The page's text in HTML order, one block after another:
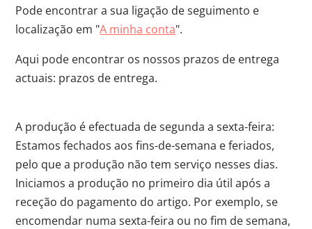
Pode encontrar a sua ligação de seguimento e
localização em "A minha conta".
Aqui pode encontrar os nossos prazos de entrega
actuais: prazos de entrega.
A produção é efectuada de segunda a sexta-feira:
Estamos fechados aos fins-de-semana e feriados,
pelo que a produção não tem serviço nesses dias.
Iniciamos a produção no primeiro dia útil após a
receção do pagamento do artigo. Por exemplo, se
encomendar numa sexta-feira ou no fim de semana,